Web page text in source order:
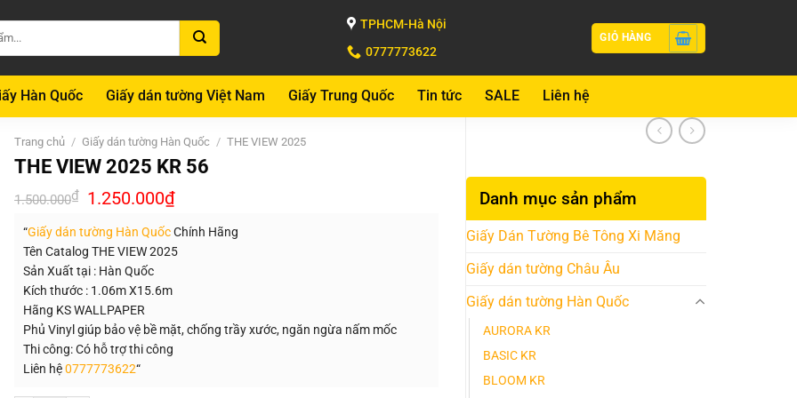
TPHCM-Hà Nội
0777773622
GIỎ HÀNG
Hàn Quốc Giấy dán tường Việt Nam Giấy Trung Quốc Tin tức SALE Liên hệ
Danh mục sản phẩm
Giấy Dán Tường Bê Tông Xi Măng
Giấy dán tường Châu Âu
Giấy dán tường Hàn Quốc
AURORA KR
BASIC KR
BLOOM KR
Trang chủ / Giấy dán tường Hàn Quốc / THE VIEW 2025
THE VIEW 2025 KR 56
1.500.000₫ Giá
gốc
1.500.000₫.
1.250.000₫Giá
hiện
là:
1.250.000₫.
“Giấy dán tường Hàn QuốcChính Hãng
Tên Catalog THE VIEW 2025
Sản Xuất tại : Hàn Quốc
Kích thước : 1.06m X15.6m
Hãng KS WALLPAPER
Phủ Vinyl giúp bảo vệ bề mặt, chống trầy xước, ngăn ngừa nấm mốc
Thi công: Có hỗ trợ thi công
Liên hệ0777773622“